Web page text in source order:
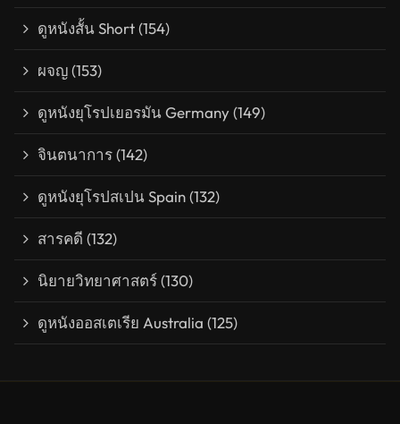
ดูหนังสั้น Short(154)
ผจญ(153)
ดูหนังยุโรปเยอรมัน Germany(149)
จินตนาการ(142)
ดูหนังยุโรปสเปน Spain(132)
สารคดี (132)
นิยายวิทยาศาสตร์(130)
ดูหนังออสเตเรีย Australia (125)